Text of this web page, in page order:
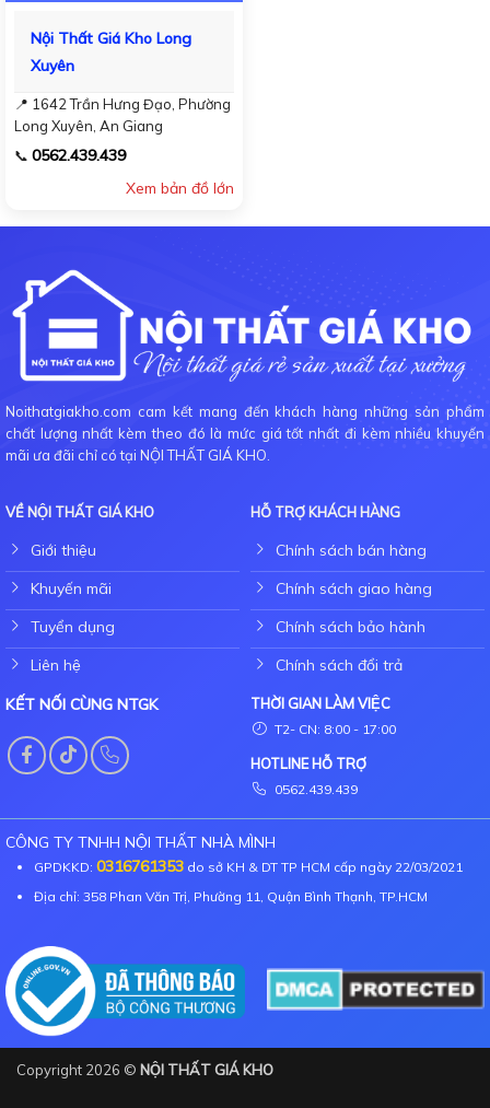
Nội Thất Giá Kho Long
Xuyên
📍 1642 Trần Hưng Đạo, Phường
Long Xuyên, An Giang
📞 0562.439.439
Xem bản đồ lớn
Noithatgiakho.com cam kết mang đến khách hàng những sản phẩm
chất lượng nhất kèm theo đó là mức giá tốt nhất đi kèm nhiều khuyến
mãi ưa đãi chỉ có tại NỘI THẤT GIÁ KHO.
VỀ NỘI THẤT GIÁ KHO
Giới thiệu
Khuyến mãi
Tuyển dụng
Liên hệ
HỖ TRỢ KHÁCH HÀNG
Chính sách bán hàng
Chính sách giao hàng
Chính sách bảo hành
Chính sách đổi trả
KẾT NỐI CÙNG NTGK
THỜI GIAN LÀM VIỆC
T2- CN: 8:00 - 17:00
HOTLINE HỖ TRỢ
0562.439.439
CÔNG TY TNHH NỘI THẤT NHÀ MÌNH
GPDKKD: 0316761353 do sở KH & DT TP HCM cấp ngày 22/03/2021
Địa chỉ: 358 Phan Văn Trị, Phường 11, Quận Bình Thạnh, TP.HCM
Copyright 2026 © NỘI THẤT GIÁ KHO